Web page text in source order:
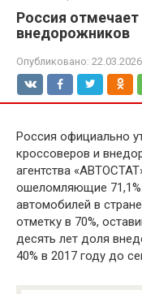
Россия
внедорожников
Опубликовано: 22.03.2026
Россия официально
кроссоверов и
агентства
ошеломляющие
автомобилей в
отметку в 70%,
десять лет доля
40% в 2017 году до